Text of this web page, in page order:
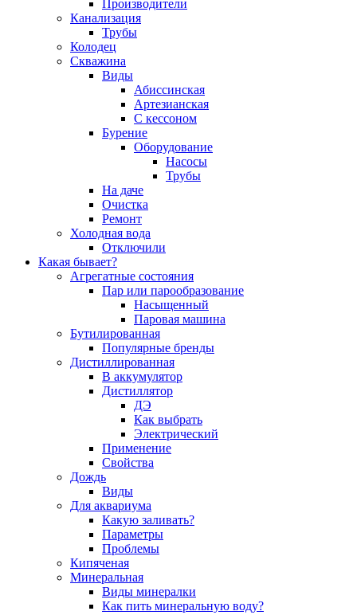
Производители
Канализация
Трубы
Колодец
Скважина
Виды
Абиссинская
Артезианская
С кессоном
Бурение
Оборудование
Насосы
Трубы
На даче
Очистка
Ремонт
Холодная вода
Отключили
Какая бывает?
Агрегатные состояния
Пар или парообразование
Насыщенный
Паровая машина
Бутилированная
Популярные бренды
Дистиллированная
В аккумулятор
Дистиллятор
ДЭ
Как выбрать
Электрический
Применение
Свойства
Дождь
Виды
Для аквариума
Какую заливать?
Параметры
Проблемы
Кипяченая
Минеральная
Виды минералки
Как пить минеральную воду?